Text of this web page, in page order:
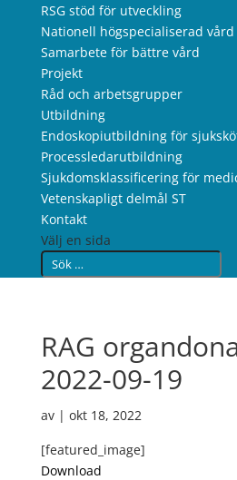
RSG stöd för utveckling
Nationell högspecialiserad vård
Samarbete för bättre vård
Projekt
Råd och arbetsgrupper
Utbildning
Endoskopiutbildning för
Processledarutbildning
Sjukdomsklassificering för
Vetenskapligt delmål ST
Kontakt
Välj en sida
RAG
2022-09-19
av | okt 18, 2022
[featured_image]
Download